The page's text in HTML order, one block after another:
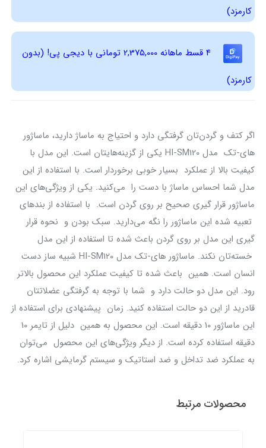
کارمزد)
4 قسط ماهانه 2,375,000 تومانی با دیجی ‌پی! (بدون
کارمزد)
اگر کتف و گردن‌تان گرفتگی دارد و احتیاج به ماساژ دارید، ماساژور
های-تک مدل HI-SM120 یکی از گزینه‌هایتان است. این مدل با
کیفیت بالا از عملکرد بسیار خوبی برخوردار است. با استفاده از این
مدل شما احساس ماساژ با دست را می‌کنید. یکی از ویژگی‌های این
ماساژور قرار گیری صحیح بر روی گردن است. با استفاده از بند‌های
تعبیه شده این ماساژور را نگه می‌دارید. سبک بودن و نحوه قرار
گیری این مدل بر روی گردن باعث شده تا استفاده از این مدل
خسته‌تان نکند. ماساژور های-تک مدل HI-SM120 شبیه ساز دست
انسان است. همین باعث شده تا کیفیت عملکرد این محصول بالاتر
رود. این مدل دو حالت دارد و شما با توجه به گرفتگی عضلاتتان
قادرید از این دو حالت استفاده کنید. زمان پیشنهادی برای استفاده از
این ماساژور 10 دقیقه است. این محصول به همین دلیل از تایمر 10
دقیقه استفاده کرده است. از دیگر ویژگی‌های این محصول می‌توان
به عملکرد ضد تداخل و ضد استاتیک و سیستم گرمایشی اشاره کرد.
محصولات مرتبط